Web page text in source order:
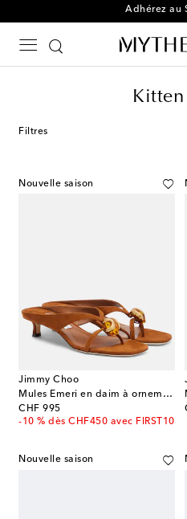
Adhérez au
Filtres
Nouvelle saison
Jimmy Choo
Mules Emeri en daim à ornements
CHF 995
original price
-10 % dès CHF450 avec FIRST10
Nouvelle saison